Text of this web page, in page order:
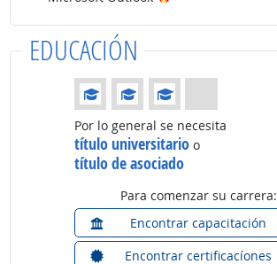
EDUCACIÓN
Educación: (Calificación 3 de 4)
Por lo general se necesita
título universitario o
título de asociado
Para comenzar su carrera:
Encontrar capacitación
Encontrar certificacíones